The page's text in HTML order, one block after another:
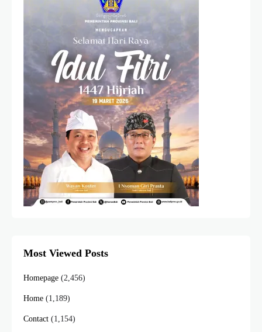
Most Viewed Posts
Homepage (2,456)
Home (1,189)
Contact (1,154)